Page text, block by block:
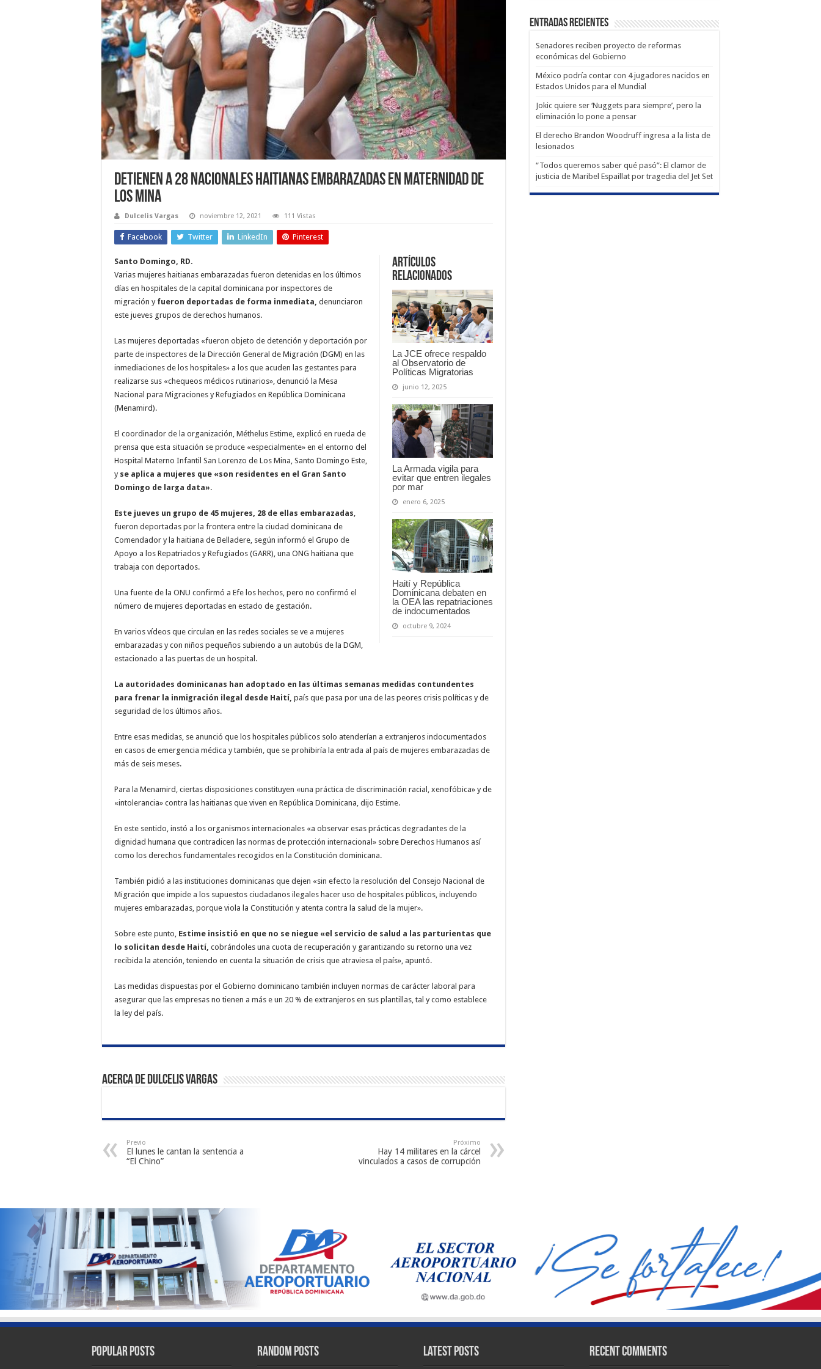
Detienen a 28 nacionales haitianas embarazadas en Maternidad de
Los Mina
Dulcelis Vargas noviembre 12, 2021 111 Vistas
Facebook Twitter LinkedIn Pinterest
Artículos
relacionados
La JCE ofrece respaldo
al Observatorio de
Políticas Migratorias
junio 12, 2025
La Armada vigila para
evitar que entren ilegales
por mar
enero 6, 2025
Haití y República
Dominicana debaten en
la OEA las repatriaciones
de indocumentados
octubre 9, 2024
Santo Domingo, RD.
Varias mujeres haitianas embarazadas fueron detenidas en los últimos
días en hospitales de la capital dominicana por inspectores de
migración yfueron deportadas de forma inmediata, denunciaron
este jueves grupos de derechos humanos.
Las mujeres deportadas «fueron objeto de detención y deportación por
parte de inspectores de la Dirección General de Migración (DGM) en las
inmediaciones de los hospitales» a los que acuden las gestantes para
realizarse sus «chequeos médicos rutinarios», denunció la Mesa
Nacional para Migraciones y Refugiados en República Dominicana
(Menamird).
El coordinador de la organización, Méthelus Estime, explicó en rueda de
prensa que esta situación se produce «especialmente» en el entorno del
Hospital Materno Infantil San Lorenzo de Los Mina, Santo Domingo Este,
y se aplica a mujeres que «son residentes en el Gran Santo
Domingo de larga data».
Este jueves un grupo de 45 mujeres, 28 de ellas embarazadas
fueron deportadas por la frontera entre la ciudad dominicana de
Comendador y la haitiana de Belladere, según informó el Grupo de
Apoyo a los Repatriados y Refugiados (GARR), una ONG haitiana que
trabaja con deportados.
Una fuente de la ONU confirmó a Efe los hechos, pero no confirmó el
número de mujeres deportadas en estado de gestación.
En varios vídeos que circulan en las redes sociales se ve a mujeres
embarazadas y con niños pequeños subiendo a un autobús de la DGM,
estacionado a las puertas de un hospital.
La autoridades dominicanas han adoptado en las últimas semanas medidas contundentes
para frenar la inmigración ilegal desde Haití, país que pasa por una de las peores crisis políticas y de
seguridad de los últimos años.
Entre esas medidas, se anunció que los hospitales públicos solo atenderían a extranjeros indocumentados
en casos de emergencia médica y también, que se prohibiría la entrada al país de mujeres embarazadas de
más de seis meses.
Para la Menamird, ciertas disposiciones constituyen «una práctica de discriminación racial, xenofóbica» y de
«intolerancia» contra las haitianas que viven en República Dominicana, dijo Estime.
En este sentido, instó a los organismos internacionales «a observar esas prácticas degradantes de la
dignidad humana que contradicen las normas de protección internacional» sobre Derechos Humanos así
como los derechos fundamentales recogidos en la Constitución dominicana.
También pidió a las instituciones dominicanas que dejen «sin efecto la resolución del Consejo Nacional de
Migración que impide a los supuestos ciudadanos ilegales hacer uso de hospitales públicos, incluyendo
mujeres embarazadas, porque viola la Constitución y atenta contra la salud de la mujer».
Sobre este punto, Estime insistió en que no se niegue «el servicio de salud a las parturientas que
lo solicitan desde Haití, cobrándoles una cuota de recuperación y garantizando su retorno una vez
recibida la atención, teniendo en cuenta la situación de crisis que atraviesa el país», apuntó.
Las medidas dispuestas por el Gobierno dominicano también incluyen normas de carácter laboral para
asegurar que las empresas no tienen a más e un 20 % de extranjeros en sus plantillas, tal y como establece
la ley del país.
Acerca de Dulcelis Vargas
Previo
El lunes le cantan la sentencia a
“El Chino”
Próximo
Hay 14 militares en la cárcel
vinculados a casos de corrupción
Entradas recientes
Senadores reciben proyecto de reformas
económicas del Gobierno
México podría contar con 4 jugadores nacidos en
Estados Unidos para el Mundial
Jokic quiere ser ‘Nuggets para siempre’, pero la
eliminación lo pone a pensar
El derecho Brandon Woodruff ingresa a la lista de
lesionados
“Todos queremos saber qué pasó”: El clamor de
justicia de Maribel Espaillat por tragedia del Jet Set
Popular Posts Random Posts Latest Posts Recent Comments